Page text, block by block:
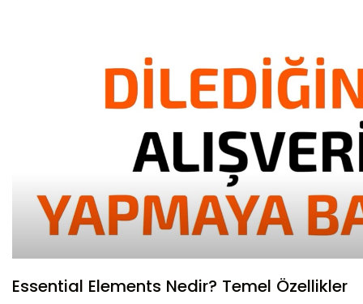
Essential Elements Nedir? Temel Özellikler